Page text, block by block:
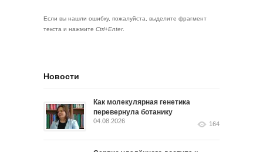
Если вы нашли ошибку, пожалуйста, выделите фрагмент
текста и нажмите Ctrl+Enter.
Новости
Как молекулярная генетика
перевернула ботанику
04.08.2026 164